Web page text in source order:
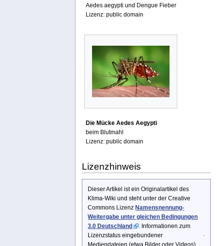
Aedes aegypti und Dengue Fieber
Lizenz: public domain
Die Mücke Aedes Aegypti
beim Blutmahl
Lizenz: public domain
Lizenzhinweis
Dieser Artikel ist ein Originalartikel des
Klima-Wiki und steht unter der Creative
Commons LizenzNamensnennung-
Weitergabe unter gleichen Bedingungen
3.0 Deutschland
. Informationen zum
Lizenzstatus eingebundener
Mediendateien (etwa Bilder oder Videos)